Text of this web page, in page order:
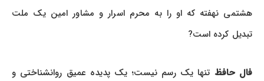
هشتمی نهفته که او را به محرم اسرار و مشاور امین یک ملت
تبدیل کرده است?
فال حافظتنها یک رسم نیست؛ یک پدیده عمیق روانشناختی و